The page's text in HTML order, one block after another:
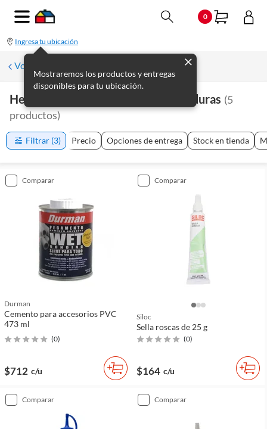
0
Ingresa tu ubicación
Mostraremos los productos y entregas
disponibles para tu ubicación.
Volver a Plomería
Herramientas De Plomería Y Soldaduras (5
productos)
Filtrar (3) Precio Opciones de entrega Stock en tienda
comparar
Durman
Cemento para accesorios PVC
473 ml
(0)
$712 c/u
comparar
Siloc
Sella roscas de 25 g
(0)
$164 c/u
comparar comparar